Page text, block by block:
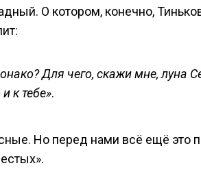
О котором, конечно,
Для чего, скажи мне, луна
к тебе».
Но перед нами всё ещё это